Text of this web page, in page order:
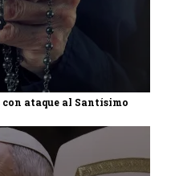
ataque al Santísimo